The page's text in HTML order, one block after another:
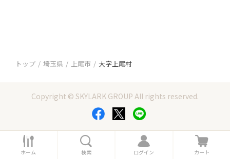
トップ 埼玉県 上尾市 大字上尾村
Copyright © SKYLARK GROUP All rights reserved.
ホ
ー
ホーム 索
検索
ロ
グ
ログイン
カ
ー
カート